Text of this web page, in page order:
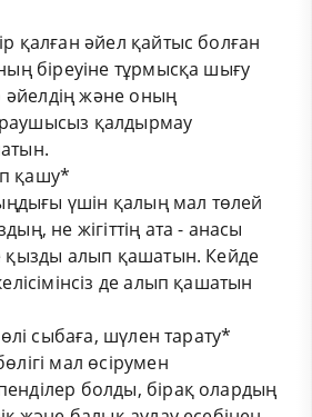
қалған әйел қайтыс болған
біреуіне тұрмысқа шығу
әйелдің және оның
қалдырмау
қашу*
үшін қалың мал төлей
не жігіттің ата - анасы
қызды алып қашатын. Кейде
де алып қашатын
сыбаға, шүлен тарату*
мал өсірумен
болды, бірақ олардың